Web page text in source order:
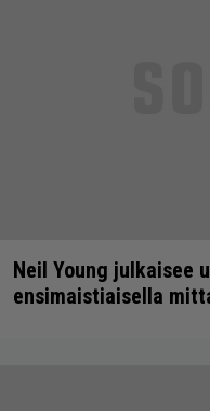
Neil Young julkaisee
ensimaistiaisella